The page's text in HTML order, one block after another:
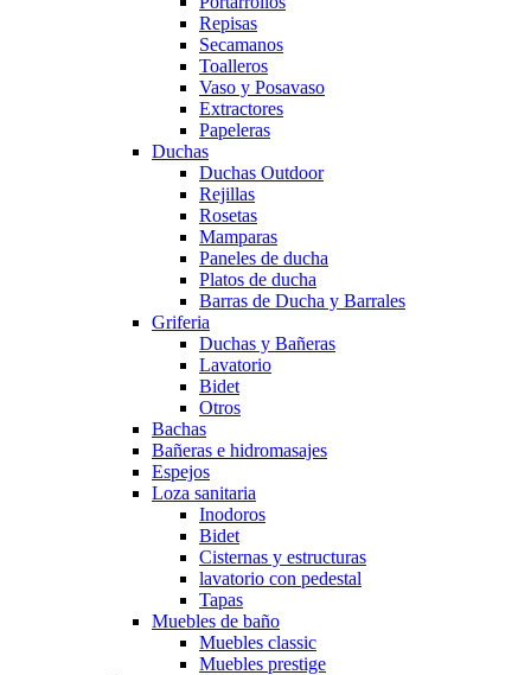
Repisas
Secamanos
Toalleros
Vaso y Posavaso
Extractores
Papeleras
Duchas
Duchas Outdoor
Rejillas
Rosetas
Mamparas
Paneles de ducha
Platos de ducha
Barras de Ducha y Barrales
Griferia
Duchas y Bañeras
Lavatorio
Bidet
Otros
Bachas
Bañeras e hidromasajes
Espejos
Loza sanitaria
Inodoros
Bidet
Cisternas y estructuras
lavatorio con pedestal
Tapas
Muebles de baño
Muebles classic
Muebles prestige